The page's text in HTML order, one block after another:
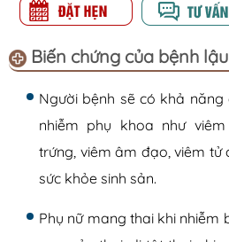
Biến chứng của bệnh
Người bệnh sẽ có khả
nhiễm phụ khoa như
trứng, viêm âm đạo, viêm tử
sức khỏe sinh sản.
Phụ nữ mang thai khi nhiễm